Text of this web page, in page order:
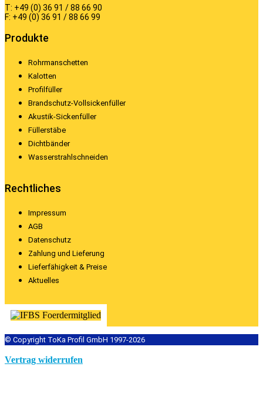
T: +49 (0) 36 91 / 88 66 90
F: +49 (0) 36 91 / 88 66 99
Produkte
Rohrmanschetten
Kalotten
Profilfüller
Brandschutz-Vollsickenfüller
Akustik-Sickenfüller
Füllerstäbe
Dichtbänder
Wasserstrahlschneiden
Rechtliches
Impressum
AGB
Datenschutz
Zahlung und Lieferung
Lieferfähigkeit & Preise
Aktuelles
© Copyright ToKa Profil GmbH 1997-2026
Vertrag widerrufen